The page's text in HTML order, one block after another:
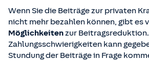
Wenn Sie die Beiträge zur privaten
nicht mehr bezahlen können, gibt es
Möglichkeitenzur
Zahlungsschwierigkeiten kann
Stundung der Beiträge in Frage